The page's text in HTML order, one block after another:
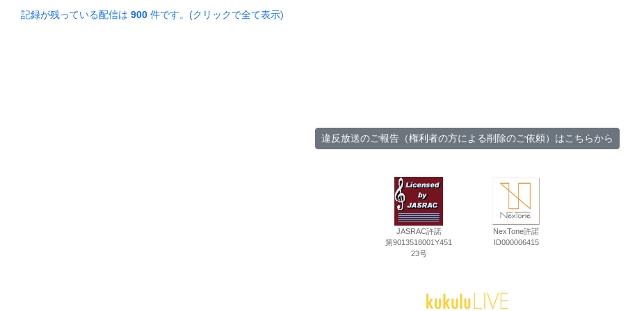
記録が残っている配信は 900 件です。(クリックで全て表示)
違反放送のご報告（権利者の方による削除のご依頼）はこちらから
JASRAC許諾
第9013518001Y451
23号
NexTone許諾
ID000006415